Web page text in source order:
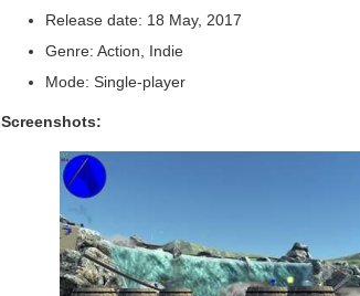
Release date: 18 May, 2017
Genre: Action, Indie
Mode: Single-player
Screenshots: